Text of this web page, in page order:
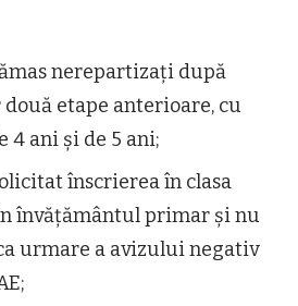
nerepartizați după
etape anterioare, cu
4 ani și de 5 ani;
înscrierea în clasa
învățământul primar și nu
urmare a avizului negativ